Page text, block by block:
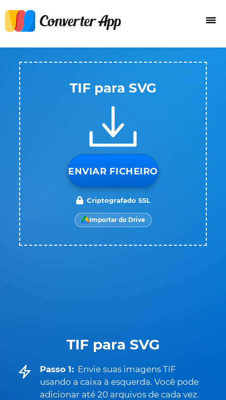
TIF para SVG
Passo 1: Envie suas imagens TIF
usando a caixa à esquerda. Você pode
adicionar até 20 arquivos de cada vez.
TIF para SVG
ENVIAR FICHEIRO
Criptografado SSL
Importar do Drive